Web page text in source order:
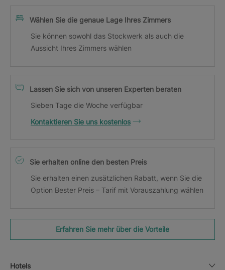
Wählen Sie die genaue Lage Ihres Zimmers
Sie können sowohl das Stockwerk als auch die
Aussicht Ihres Zimmers wählen
Lassen Sie sich von unseren Experten beraten
Sieben Tage die Woche verfügbar
Kontaktieren Sie uns kostenlos
Sie erhalten online den besten Preis
Sie erhalten einen zusätzlichen Rabatt, wenn Sie die
Option Bester Preis – Tarif mit Vorauszahlung wählen
Erfahren Sie mehr über die Vorteile
Hotels